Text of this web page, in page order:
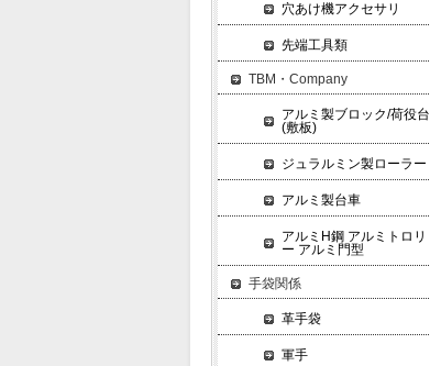
穴あけ機アクセサリ
先端工具類
TBM・Company
アルミ製ブロック/荷役台
(敷板)
ジュラルミン製ローラー
アルミ製台車
アルミH鋼 アルミトロリ
ー アルミ門型
手袋関係
革手袋
軍手